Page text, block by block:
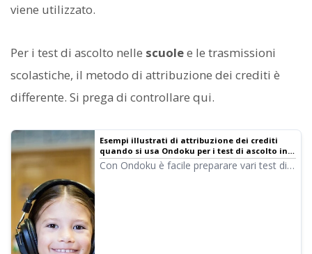
viene utilizzato.
Per i test di ascolto nelle scuolee le trasmissioni
scolastiche, il metodo di attribuzione dei crediti è
differente. Si prega di controllare qui.
Esempi illustrati di attribuzione dei crediti
quando si usa Ondoku per i test di ascolto in
istituzioni educative come scuole pubbliche e
istituti scolastici
Con Ondoku è facile preparare vari test di